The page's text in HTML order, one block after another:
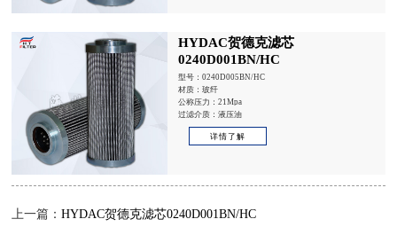
HYDAC贺德克滤芯
0240D001BN/HC
型号：0240D005BN/HC
材质：玻纤
公称压力：21Mpa
过滤介质：液压油
详情了解
上一篇：HYDAC贺德克滤芯0240D001BN/HC